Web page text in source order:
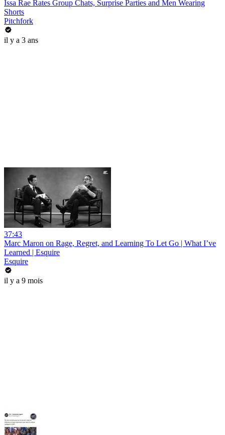
Issa Rae Rates Group Chats, Surprise Parties and Men Wearing
Shorts
Pitchfork
il y a 3 ans
37:43
Marc Maron on Rage, Regret, and Learning To Let Go | What I’ve
Learned | Esquire
Esquire
il y a 9 mois